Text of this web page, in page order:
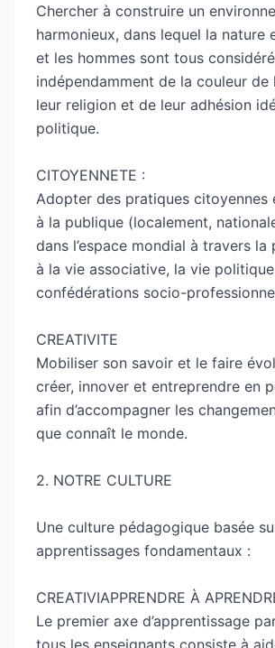
entreprendre et innover, à créer et
L’école permet à ses étudiants de
programme de formation au sein
institution partenaire internationale
préparer un double diplôme.
Chercher à construire un
harmonieux, dans lequel la nature
et les hommes sont tous
indépendamment de la couleur de
leur religion et de leur adhésion
politique.
CITOYENNETE :
Adopter des pratiques citoyennes
à la publique (localement,
dans l’espace mondial à travers
à la vie associative, la vie
confédérations socio-
CREATIVITE
Mobiliser son savoir et le faire
créer, innover et entreprendre en
afin d’accompagner les
que connaît le monde.
2. NOTRE CULTURE
Une culture pédagogique basée
apprentissages fondamentaux :
CREATIVIAPPRENDRE À
Le premier axe d’apprentissage
tous les enseignants consiste à